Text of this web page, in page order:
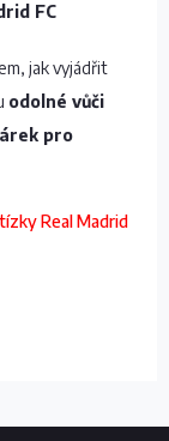
FC
jak vyjádřit
odolné vůči
pro
Real Madrid